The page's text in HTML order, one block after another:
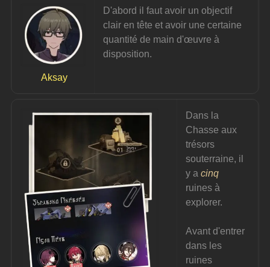
Aksay
D'abord il faut avoir un objectif
clair en tête et avoir une certaine
quantité de main d'œuvre à
disposition.
Dans la
Chasse aux
trésors
souterraine, il
y a cinq
ruines à
explorer.
Avant d'entrer
dans les
ruines